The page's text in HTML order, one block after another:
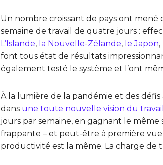
Un nombre croissant de pays ont
semaine de travail de quatre jours :
L’Islande, la Nouvelle-Zélande, le Japon,
font tous état de résultats
également testé le système et l’ont
À la lumière de la pandémie et des
dans une toute nouvelle vision du travail
jours par semaine, en gagnant le
frappante – et peut-être à première
productivité est la même. La charge